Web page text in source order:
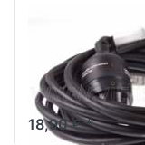
Outdoor-
m
18,90 € *